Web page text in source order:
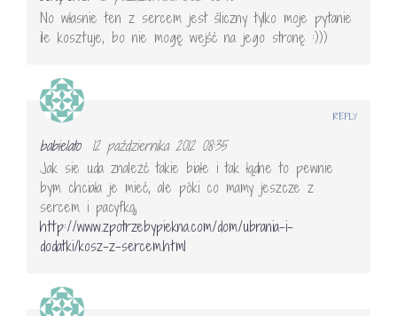
No własnie ten z sercem jest śliczny tylko moje pytanie
ile kosztuje, bo nie mogę wejść na jego stronę :)))
babielato
12 października 2012 08:35
Jak sie uda znależć takie białe i tak łądne to pewnie
bym chciała je mieć, ale póki co mamy jeszcze z
sercem i pacyfką;
http://www.zpotrzebypiekna.com/dom/ubrania-i-
dodatki/kosz-z-sercem.html
REPLY